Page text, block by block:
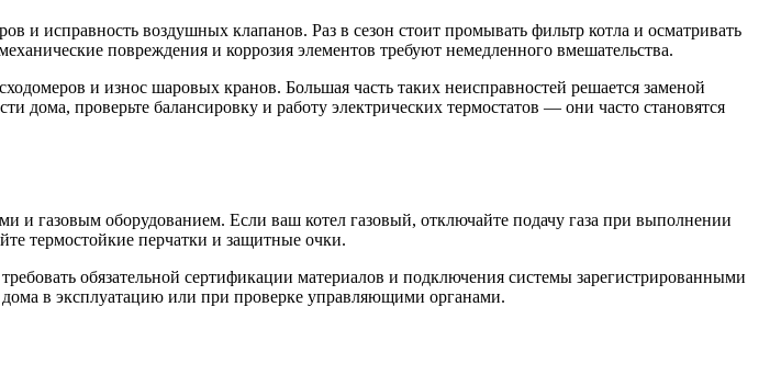
и исправность воздушных клапанов. Раз в сезон стоит промывать фильтр котла и осматривать
повреждения и коррозия элементов требуют немедленного вмешательства.
и износ шаровых кранов. Большая часть таких неисправностей решается заменой
проверьте балансировку и работу электрических термостатов — они часто становятся
и газовым оборудованием. Если ваш котел газовый, отключайте подачу газа при выполнении
термостойкие перчатки и защитные очки.
обязательной сертификации материалов и подключения системы зарегистрированными
в эксплуатацию или при проверке управляющими органами.